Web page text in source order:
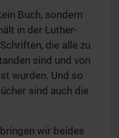
Buch, sondern
in der Luther-
die alle zu
sind und von
wurden. Und so
sind auch die
wir beides